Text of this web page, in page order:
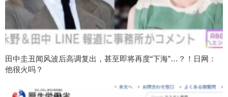
田中圭丑闻风波后高调复出，甚至即将再度“下海”…？！日网：
他很火吗？